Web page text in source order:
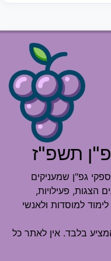
תשפ"ז
גפ"ן שמעניקים
הצגות, פעילויות,
למוסדות ולאנשי
בלבד. אין לאתר כל